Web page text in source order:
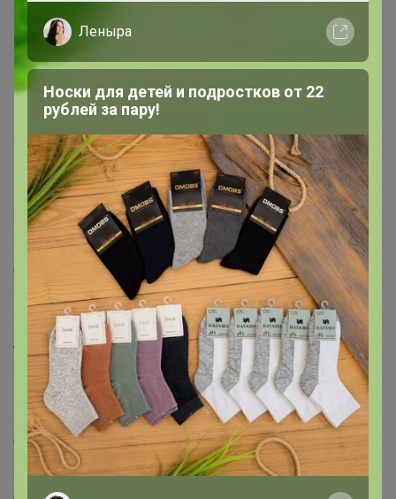
Подарочные сертификаты
Реклама на сайте
Поставщикам
Вакансии
support@24-ok.ru
Написать в поддержку
Защита покупателя
Помощь
О нас
Все предложения
Анонсы
Новости
Поддержка альпак
Самое выгодное
Хиты продаж
Леныра
Носки для детей и подростков от 22
рублей за пару!